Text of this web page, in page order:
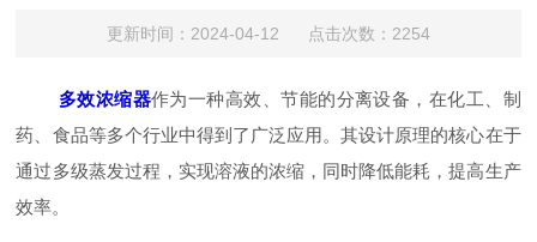
更新时间：2024-04-12 点击次数：2254
多效浓缩器作为一种高效、节能的分离设备，在化工、制
药、食品等多个行业中得到了广泛应用。其设计原理的核心在于
通过多级蒸发过程，实现溶液的浓缩，同时降低能耗，提高生产
效率。